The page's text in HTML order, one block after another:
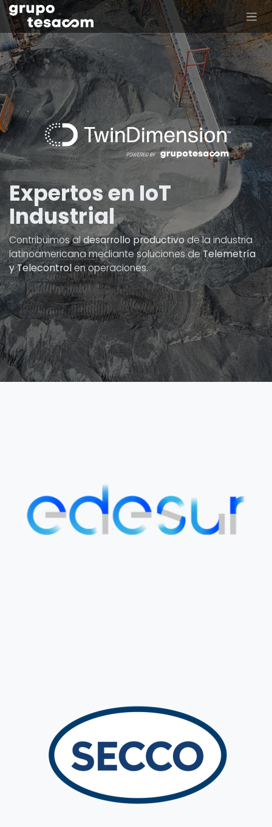
Ir al contenido
Expertos en IoT
Industrial
Contribuimos aldesarrollo productivode la industria
latinoamericana mediante soluciones deTelemetría
y Telecontrolen operaciones.